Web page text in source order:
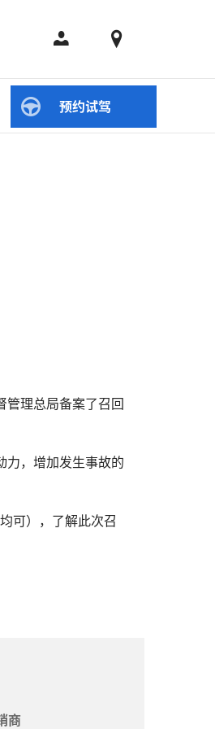
年04月新闻 2025年01月新闻
预约试驾
管理总局备案了召回
力，增加发生事故的
可），了解此次召
商